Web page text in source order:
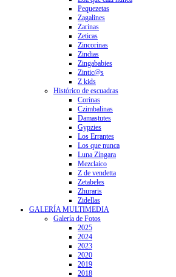
Pequezetas
Zagalines
Zarinas
Zeticas
Zincorinas
Zindias
Zingababies
Zintic@s
Z kids
Histórico de escuadras
Corinas
Czimbalinas
Damastutes
Gypzies
Los Errantes
Los que nunca
Luna Zíngara
Mezclaico
Z de vendetta
Zetabeles
Zhuraris
Zidellas
GALERÍA MULTIMEDIA
Galería de Fotos
2025
2024
2023
2020
2019
2018